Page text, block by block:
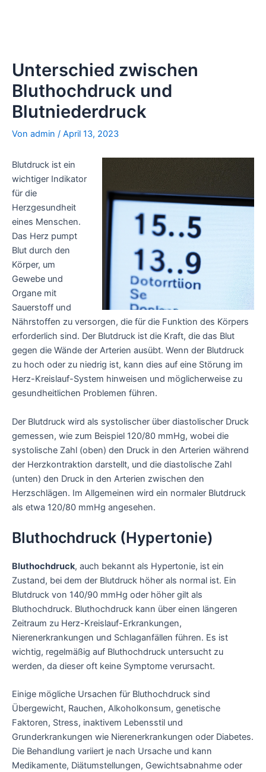
Unterschied zwischen
Bluthochdruck und
Blutniederdruck
Von admin / April 13, 2023
Blutdruck ist ein
wichtiger Indikator
für die
Herzgesundheit
eines Menschen.
Das Herz pumpt
Blut durch den
Körper, um
Gewebe und
Organe mit
Sauerstoff und
Nährstoffen zu versorgen, die für die Funktion des Körpers
erforderlich sind. Der Blutdruck ist die Kraft, die das Blut
gegen die Wände der Arterien ausübt. Wenn der Blutdruck
zu hoch oder zu niedrig ist, kann dies auf eine Störung im
Herz-Kreislauf-System hinweisen und möglicherweise zu
gesundheitlichen Problemen führen.
Der Blutdruck wird als systolischer über diastolischer Druck
gemessen, wie zum Beispiel 120/80 mmHg, wobei die
systolische Zahl (oben) den Druck in den Arterien während
der Herzkontraktion darstellt, und die diastolische Zahl
(unten) den Druck in den Arterien zwischen den
Herzschlägen. Im Allgemeinen wird ein normaler Blutdruck
als etwa 120/80 mmHg angesehen.
Bluthochdruck (Hypertonie)
Bluthochdruck, auch bekannt als Hypertonie, ist ein
Zustand, bei dem der Blutdruck höher als normal ist. Ein
Blutdruck von 140/90 mmHg oder höher gilt als
Bluthochdruck. Bluthochdruck kann über einen längeren
Zeitraum zu Herz-Kreislauf-Erkrankungen,
Nierenerkrankungen und Schlaganfällen führen. Es ist
wichtig, regelmäßig auf Bluthochdruck untersucht zu
werden, da dieser oft keine Symptome verursacht.
Einige mögliche Ursachen für Bluthochdruck sind
Übergewicht, Rauchen, Alkoholkonsum, genetische
Faktoren, Stress, inaktivem Lebensstil und
Grunderkrankungen wie Nierenerkrankungen oder Diabetes.
Die Behandlung variiert je nach Ursache und kann
Medikamente, Diätumstellungen, Gewichtsabnahme oder